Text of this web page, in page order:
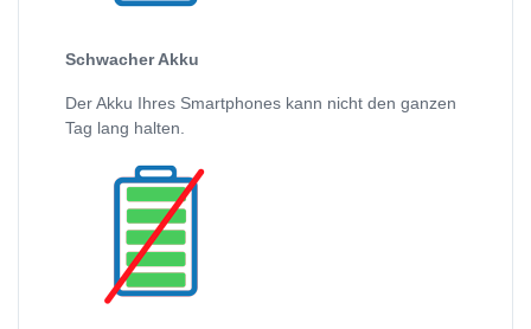
Schwacher Akku
Der Akku Ihres Smartphones kann nicht den ganzen
Tag lang halten.